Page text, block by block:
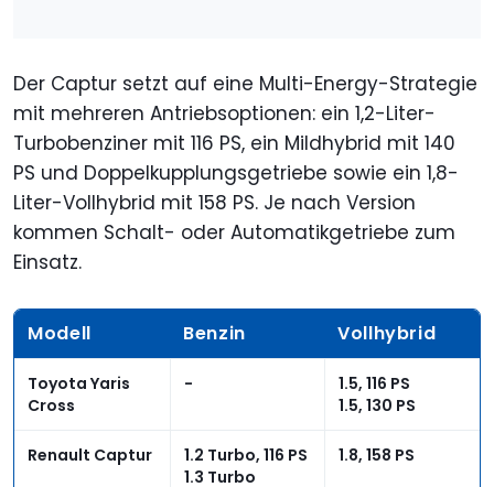
Der Captur setzt auf eine Multi-Energy-Strategie
mit mehreren Antriebsoptionen: ein 1,2-Liter-
Turbobenziner mit 116 PS, ein Mildhybrid mit 140
PS und Doppelkupplungsgetriebe sowie ein 1,8-
Liter-Vollhybrid mit 158 PS. Je nach Version
kommen Schalt- oder Automatikgetriebe zum
Einsatz.
Modell Benzin Vollhybrid
Toyota Yaris
Cross
-
1.5, 116 PS
1.5, 130 PS
Renault Captur
1.2 Turbo, 116 PS
1.3 Turbo
1.8, 158 PS